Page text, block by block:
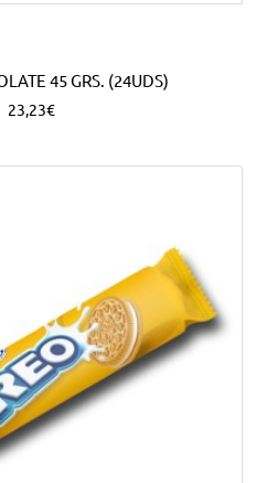
45 GRS. (24UDS)
23,23€